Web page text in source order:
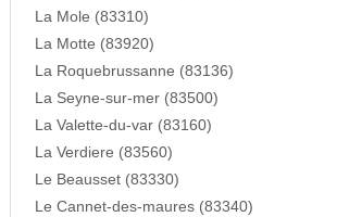
La Mole (83310)
La Motte (83920)
La Roquebrussanne (83136)
La Seyne-sur-mer (83500)
La Valette-du-var (83160)
La Verdiere (83560)
Le Beausset (83330)
Le Cannet-des-maures (83340)